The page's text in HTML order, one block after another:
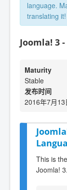
language.
translating
Joomla! 3
Maturity
Stable
发布时间
2016年7月
This is
Joomla!